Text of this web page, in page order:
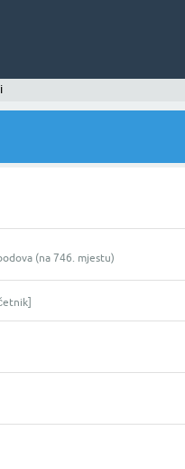
(na746 . mjestu)